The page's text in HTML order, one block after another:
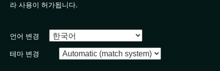
라 사용이 허가됩니다.
언어 변경
테마 변경